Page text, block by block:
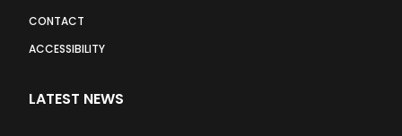
CONTACT
ACCESSIBILITY
LATEST NEWS